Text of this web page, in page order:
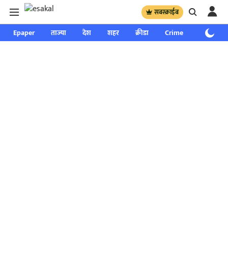
सबस्क्राईब
Epaper ताज्या देश शहर क्रीडा Crime साप्ताहिक